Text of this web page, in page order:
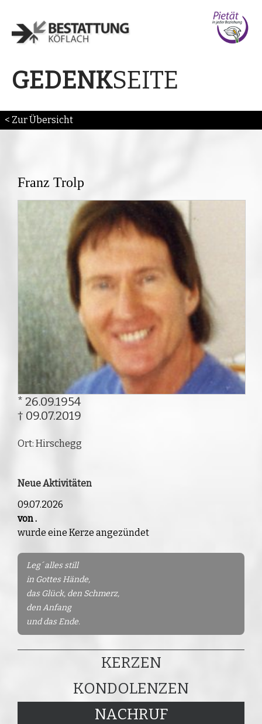
GEDENKSEITE
< Zur Übersicht
Franz Trolp
* 26.09.1954
† 09.07.2019
Ort: Hirschegg
Neue Aktivitäten
09.07.2026
von .
wurde eine Kerze angezündet
Leg´ alles still
in Gottes Hände,
das Glück, den Schmerz,
den Anfang
und das Ende.
KERZEN
KONDOLENZEN
NACHRUF